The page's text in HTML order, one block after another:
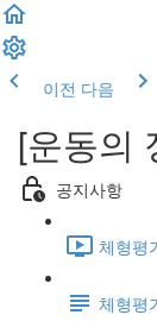
이전 다음
[운동의
공지사항
체형평
체형평